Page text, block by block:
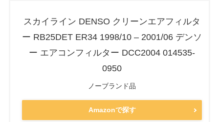
スカイライン DENSO クリーンエアフィルタ
ー RB25DET ER34 1998/10 – 2001/06 デンソ
ー エアコンフィルター DCC2004 014535-
0950
ノーブランド品
Amazonで探す